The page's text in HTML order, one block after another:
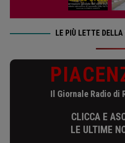
LE PIÙ LETTE
Il Giornale Radio di
CLICCA E
LE ULTIME